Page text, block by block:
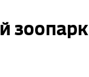
зоопарк